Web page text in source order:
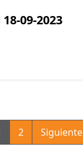
09-2023
2 Siguiente